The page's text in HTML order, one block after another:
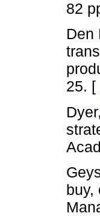
82
Den
25. [
buy,